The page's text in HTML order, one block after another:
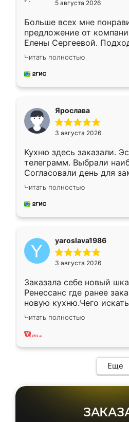
5 августа 2026
Больше всех мне
предложение от
Елены Сергеевой.
короткие сроки
для замера сотрудник
предложил по моему
Читать полностью
Ярослава
3 августа 2026
Кухню здесь заказали.
телеграмм. Выбрали
Согласовали день для
недели кухня была уже
довольны работой.
мебель за качественную
Читать полностью
yaroslava1986
3 августа 2026
Заказала себе новый
Ренессанс где ранее
новую кухню.Чего
вполне довольна.
два года, нареканий нет.
Читать полностью
Еще